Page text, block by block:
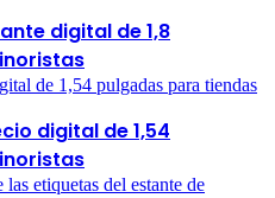
digital de 1,8
digital de 1,54